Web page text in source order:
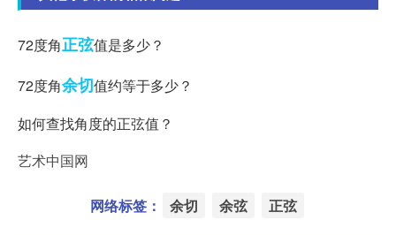
72度角正弦值是多少？
72度角余切值约等于多少？
如何查找角度的正弦值？
艺术中国网
网络标签： 余切 余弦 正弦